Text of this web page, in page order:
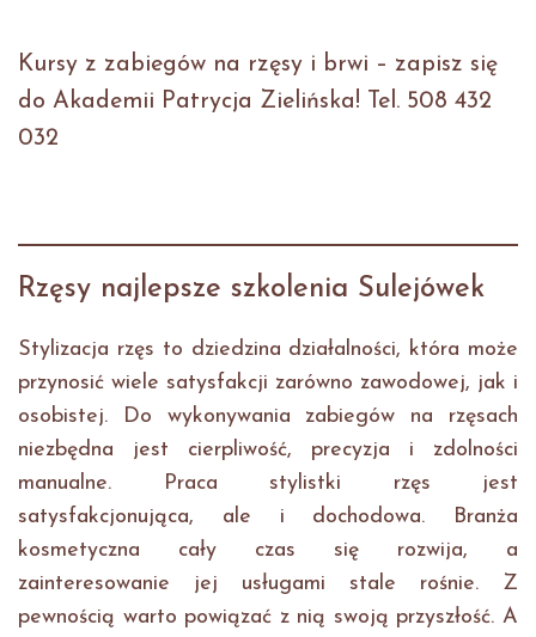
Kursy z zabiegów na rzęsy i brwi – zapisz się
do Akademii Patrycja Zielińska! Tel. 508 432
032
Rzęsy najlepsze szkolenia Sulejówek
Stylizacja rzęs to dziedzina działalności, która może
przynosić wiele satysfakcji zarówno zawodowej, jak i
osobistej. Do wykonywania zabiegów na rzęsach
niezbędna jest cierpliwość, precyzja i zdolności
manualne. Praca stylistki rzęs jest
satysfakcjonująca, ale i dochodowa. Branża
kosmetyczna cały czas się rozwija, a
zainteresowanie jej usługami stale rośnie. Z
pewnością warto powiązać z nią swoją przyszłość. A